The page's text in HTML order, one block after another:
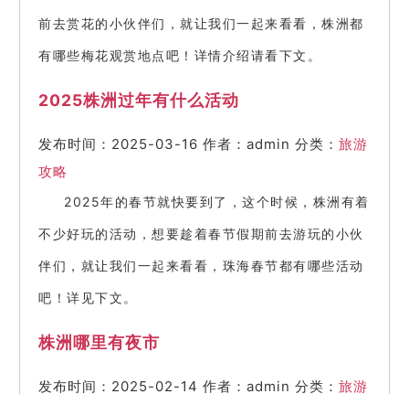
前去赏花的小伙伴们，就让我们一起来看看，株洲都
有哪些梅花观赏地点吧！详情介绍请看下文。
2025株洲过年有什么活动
发布时间：2025-03-16 作者：admin 分类： 旅游
攻略
2025年的春节就快要到了，这个时候，株洲有着
不少好玩的活动，想要趁着春节假期前去游玩的小伙
伴们，就让我们一起来看看，珠海春节都有哪些活动
吧！详见下文。
株洲哪里有夜市
发布时间：2025-02-14 作者：admin 分类： 旅游